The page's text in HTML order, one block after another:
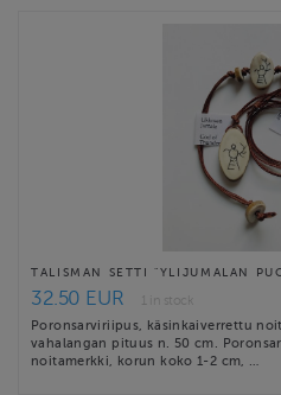
TALISMAN SETTI "YLIJUMALAN
32.50 EUR
1 in stock
Poronsarviriipus, käsinkaiverrettu
vahalangan pituus n. 50 cm.
noitamerkki, korun koko 1-2 cm, …